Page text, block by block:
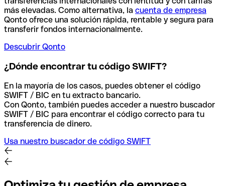
más elevadas. Como alternativa, la cuenta de empresa
Qonto ofrece una solución rápida, rentable y segura para
transferir fondos internacionalmente.
Descubrir Qonto
¿Dónde encontrar tu código SWIFT?
En la mayoría de los casos, puedes obtener el código
SWIFT / BIC en tu extracto bancario.
Con Qonto, también puedes acceder a nuestro buscador
SWIFT / BIC para encontrar el código correcto para tu
transferencia de dinero.
Usa nuestro buscador de código SWIFT